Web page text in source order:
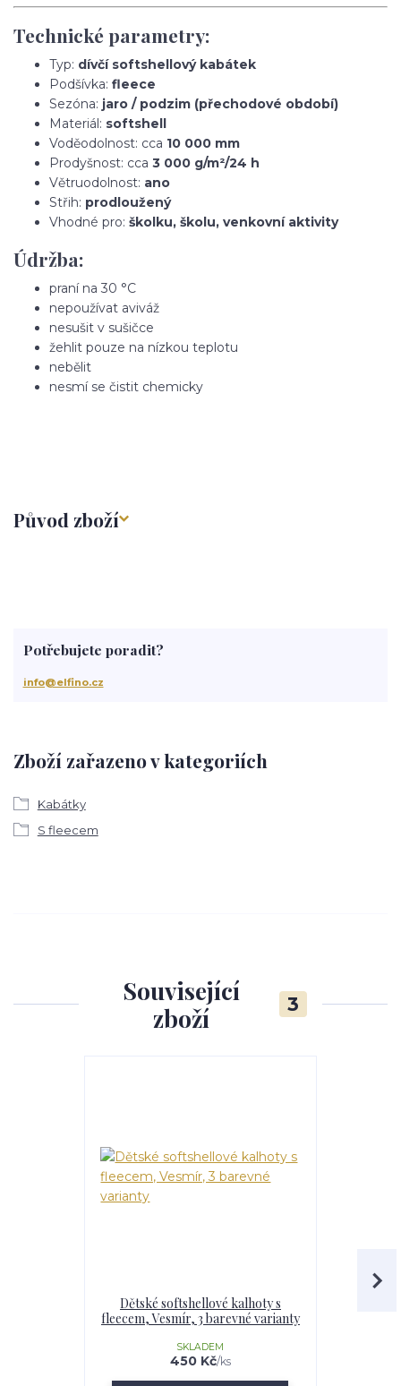
Technické parametry:
Typ: dívčí softshellový kabátek
Podšívka: fleece
Sezóna: jaro / podzim (přechodové období)
Materiál: softshell
Voděodolnost: cca 10 000 mm
Prodyšnost: cca 3 000 g/m²/24 h
Větruodolnost: ano
Střih: prodloužený
Vhodné pro: školku, školu, venkovní aktivity
Údržba:
praní na 30 °C
nepoužívat aviváž
nesušit v sušičce
žehlit pouze na nízkou teplotu
nebělit
nesmí se čistit chemicky
Původ zboží
Zboží zařazeno v kategoriích
Kabátky
S fleecem
Potřebujete poradit?
info@elfino.cz
Související
zboží
3
Dětské softshellové kalhoty s
fleecem, Vesmír, 3 barevné varianty
450 Kč/ks
SKLADEM